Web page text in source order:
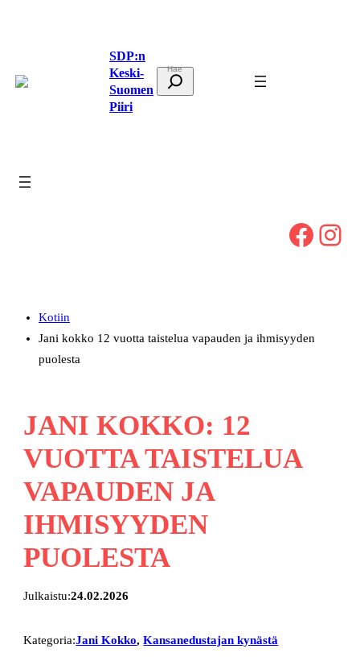
SDP:n
Keski-
Suomen
Piiri
t
Facebook Instagram
Kotiin
Jani kokko 12 vuotta taistelua vapauden ja ihmisyyden
puolesta
JANI KOKKO: 12
VUOTTA TAISTELUA
VAPAUDEN JA
IHMISYYDEN
PUOLESTA
Julkaistu:24.02.2026
Kategoria:Jani Kokko, Kansanedustajan kynästä